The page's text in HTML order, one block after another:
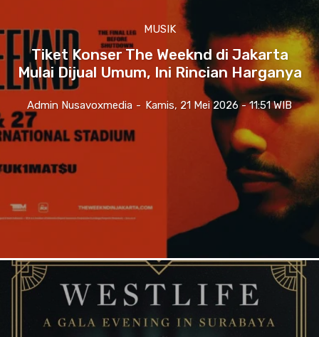
MUSIK
Tiket Konser The Weeknd di Jakarta
Mulai Dijual Umum, Ini Rincian Harganya
Admin Nusavoxmedia - Kamis, 21 Mei 2026 - 11:51 WIB